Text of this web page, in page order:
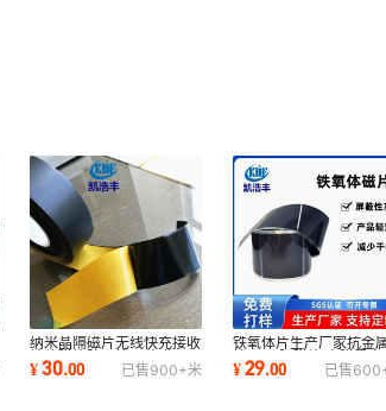
纳米晶隔磁片无线快充接收
端软磁片防干扰屏蔽膜NFC
隔抗干扰
¥30.00 已售900+米
铁氧体片生产厂家抗金
扰RFID隔磁片 高磁导
电磁波屏蔽片
¥29.00 已售